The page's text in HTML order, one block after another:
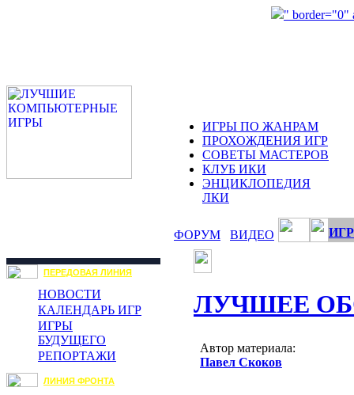
" border="0"
ИГРЫ ПО ЖАНРАМ
ПРОХОЖДЕНИЯ ИГР
СОВЕТЫ МАСТЕРОВ
КЛУБ ИКИ
ЭНЦИКЛОПЕДИЯ
ЛКИ
ФОРУМ ВИДЕО
ПЕРЕДОВАЯ ЛИНИЯ
НОВОСТИ
КАЛЕНДАРЬ ИГР
ИГРЫ
БУДУЩЕГО
РЕПОРТАЖИ
ЛИНИЯ ФРОНТА
ЛУЧШЕЕ
Автор материала:
Павел Скоков